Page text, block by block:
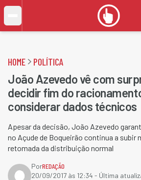
HOME POLÍTICA
João Azevedo vê com
decidir fim do
considerar dados técnicos
Apesar da decisão, João Azevedo
no Açude de Boqueirão continua a subir
retomada da distribuição normal
PorREDAÇÃO
20/09/2017 às 12:34 - Última